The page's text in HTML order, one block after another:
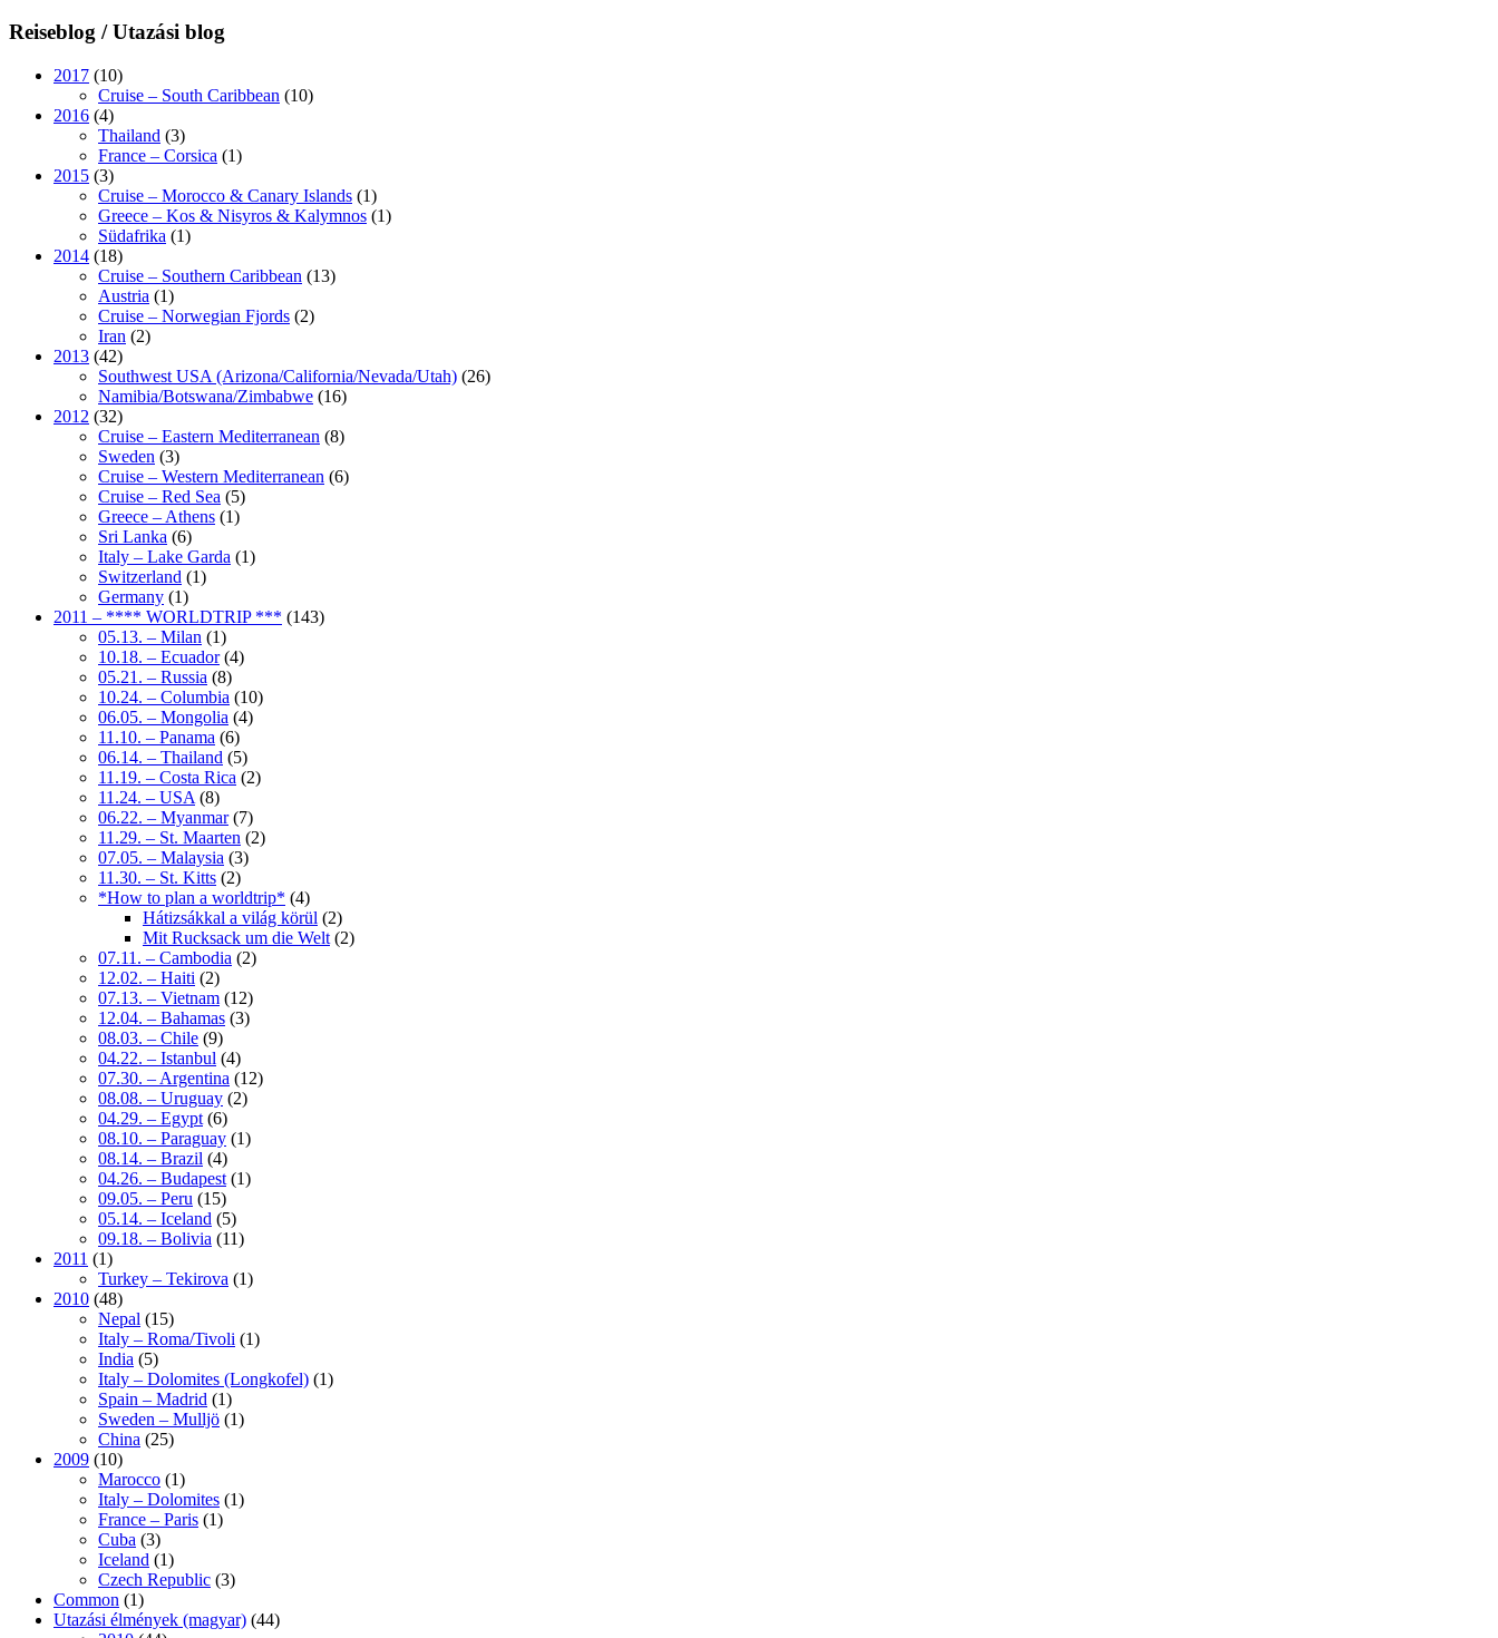
Reiseblog / Utazási blog
2017 (10)
Cruise – South Caribbean (10)
2016 (4)
Thailand (3)
France – Corsica (1)
2015 (3)
Cruise – Morocco & Canary Islands (1)
Greece – Kos & Nisyros & Kalymnos (1)
Südafrika (1)
2014 (18)
Cruise – Southern Caribbean (13)
Austria (1)
Cruise – Norwegian Fjords (2)
Iran (2)
2013 (42)
Southwest USA (Arizona/California/Nevada/Utah) (26)
Namibia/Botswana/Zimbabwe (16)
2012 (32)
Cruise – Eastern Mediterranean (8)
Sweden (3)
Cruise – Western Mediterranean (6)
Cruise – Red Sea (5)
Greece – Athens (1)
Sri Lanka (6)
Italy – Lake Garda (1)
Switzerland (1)
Germany (1)
2011 – **** WORLDTRIP *** (143)
05.13. – Milan (1)
10.18. – Ecuador(4)
05.21. – Russia (8)
10.24. – Columbia (10)
06.05. – Mongolia (4)
11.10. – Panama (6)
06.14. – Thailand (5)
11.19. – Costa Rica (2)
11.24. – USA (8)
06.22. – Myanmar(7)
11.29. – St. Maarten (2)
07.05. – Malaysia (3)
11.30. – St. Kitts (2)
*How to plan a worldtrip* (4)
Hátizsákkal a világ körül (2)
Mit Rucksack um die Welt (2)
07.11. – Cambodia (2)
12.02. – Haiti (2)
07.13. – Vietnam (12)
12.04. – Bahamas (3)
08.03. – Chile (9)
04.22. – Istanbul (4)
07.30. – Argentina (12)
08.08. – Uruguay (2)
04.29. – Egypt (6)
08.10. – Paraguay (1)
08.14. – Brazil (4)
04.26. – Budapest (1)
09.05. – Peru (15)
05.14. – Iceland (5)
09.18. – Bolivia (11)
2011 (1)
Turkey – Tekirova (1)
2010 (48)
Nepal (15)
Italy – Roma/Tivoli (1)
India (5)
Italy – Dolomites (Longkofel) (1)
Spain – Madrid (1)
Sweden – Mulljö (1)
China (25)
2009 (10)
Marocco (1)
Italy – Dolomites (1)
France – Paris (1)
Cuba (3)
Iceland (1)
Czech Republic (3)
Common (1)
Utazási élmények (magyar) (44)